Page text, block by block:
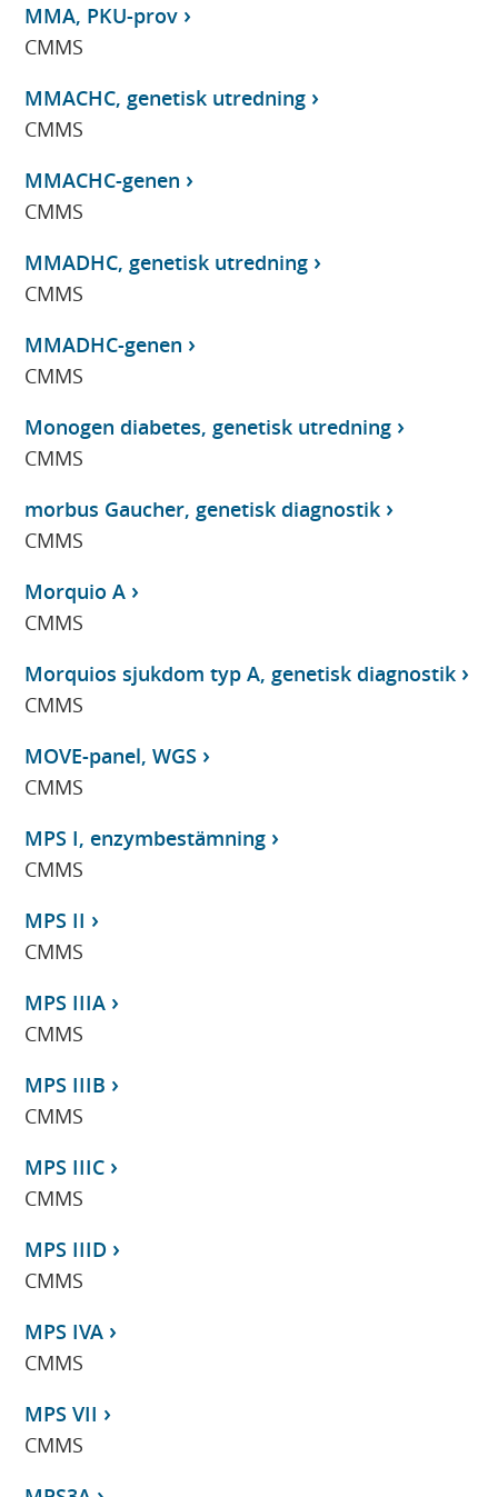
MMA, PKU-prov
CMMS
MMACHC, genetisk utredning
CMMS
MMACHC-genen
CMMS
MMADHC, genetisk utredning
CMMS
MMADHC-genen
CMMS
Monogen diabetes, genetisk utredning
CMMS
morbus Gaucher, genetisk diagnostik
CMMS
Morquio A
CMMS
Morquios sjukdom typ A, genetisk diagnostik
CMMS
MOVE-panel, WGS
CMMS
MPS I, enzymbestämning
CMMS
MPS II
CMMS
MPS IIIA
CMMS
MPS IIIB
CMMS
MPS IIIC
CMMS
MPS IIID
CMMS
MPS IVA
CMMS
MPS VII
CMMS